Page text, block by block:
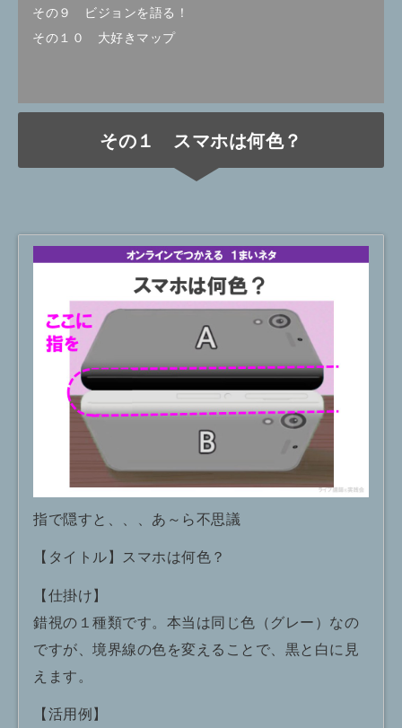
その９ ビジョンを語る！
その１０ 大好きマップ
その１ スマホは何色？
指で隠すと、、、あ～ら不思議
【タイトル】スマホは何色？
【仕掛け】
錯視の１種類です。本当は同じ色（グレー）なの
ですが、境界線の色を変えることで、黒と白に見
えます。
【活用例】